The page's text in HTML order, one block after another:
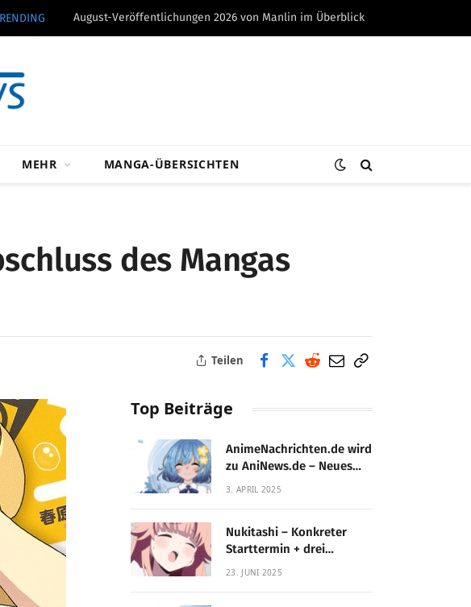
August-Veröffentlichungen 2026 von Manlin im Überblick
MEHR MANGA-ÜBERSICHTEN
des Mangas
Teilen
Top Beiträge
AnimeNachrichten.de wird
zu AniNews.de – Neues
Design, gewohnte
3. APRIL 2025
Nukitashi – Konkreter
Starttermin + drei
Fassungen enthüllt
23. JUNI 2025